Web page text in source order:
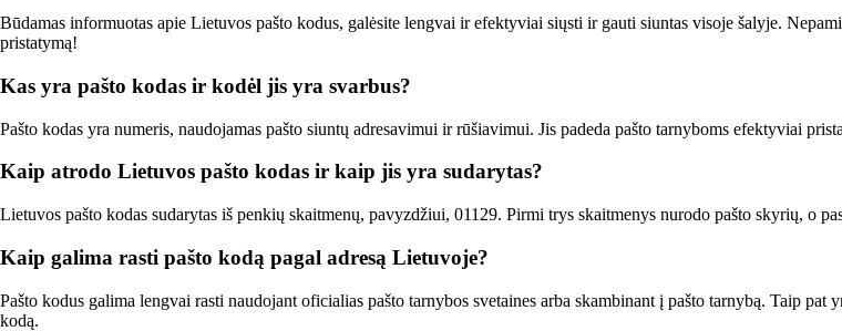
Būdamas informuotas apie Lietuvos pašto kodus, galėsite lengvai ir efektyviai siųsti ir gauti siuntas visoje šalyje.
pristatymą!
Kas yra pašto kodas ir kodėl jis yra svarbus?
Pašto kodas yra numeris, naudojamas pašto siuntų adresavimui ir rūšiavimui. Jis padeda pašto tarnyboms efektyviai
Kaip atrodo Lietuvos pašto kodas ir kaip jis yra sudarytas?
Lietuvos pašto kodas sudarytas iš penkių skaitmenų, pavyzdžiui, 01129. Pirmi trys skaitmenys nurodo pašto skyrių, o
Kaip galima rasti pašto kodą pagal adresą Lietuvoje?
Pašto kodus galima lengvai rasti naudojant oficialias pašto tarnybos svetaines arba skambinant į pašto tarnybą. Taip
kodą.